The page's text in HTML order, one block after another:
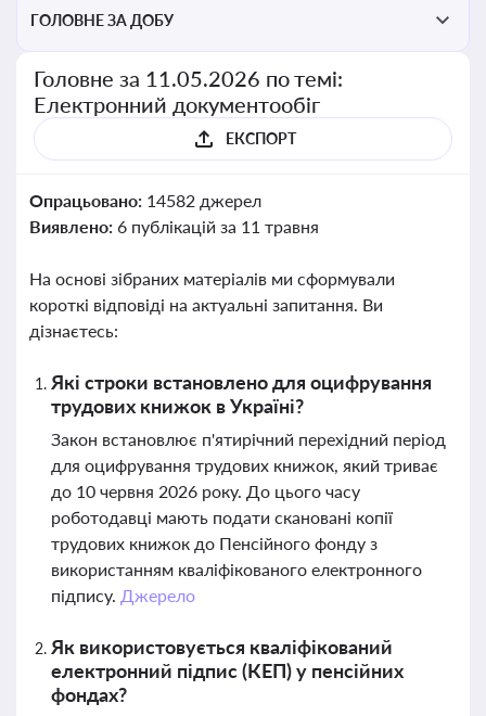
ГОЛОВНЕ ЗА ДОБУ
Головне за 11.05.2026 по темі:
Електронний документообіг
ЕКСПОРТ
Опрацьовано: 14582 джерел
Виявлено: 6 публікацій за 11 травня
На основі зібраних матеріалів ми сформували
короткі відповіді на актуальні запитання. Ви
дізнаєтесь:
Які строки встановлено для оцифрування
трудових книжок в Україні?
Закон встановлює п'ятирічний перехідний період
для оцифрування трудових книжок, який триває
до 10 червня 2026 року. До цього часу
роботодавці мають подати скановані копії
трудових книжок до Пенсійного фонду з
використанням кваліфікованого електронного
підпису. Джерело
Як використовується кваліфікований
електронний підпис (КЕП) у пенсійних
фондах?